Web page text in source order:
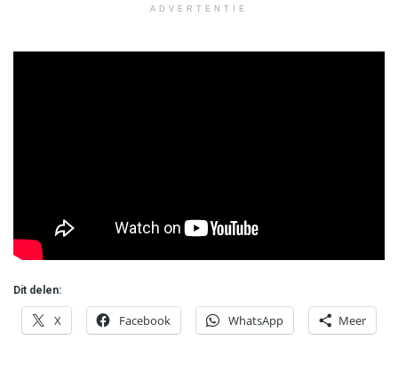
ADVERTENTIE
Dit delen:
X Facebook WhatsApp Meer